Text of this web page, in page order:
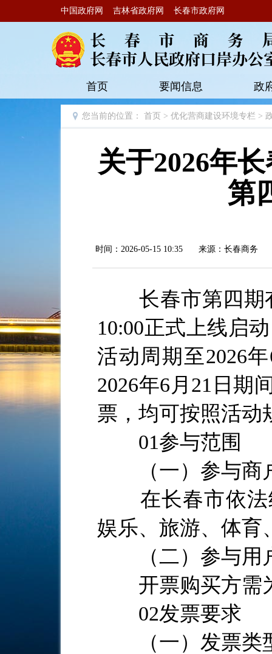
中国政府网 吉林省政府网 长春市政府网
首页 要闻信息 政
您当前的位置： 首页 > 优化营商建设环境专栏 >
关于2026年
第
时间：2026-05-15 10:35 来源：长春商务
长春市第四期有
10:00正式上线启
活动周期至2026
2026年6月21日期
票，均可按照活动
01参与范围
（一）参与商
在长春市依法
娱乐、旅游、体育
（二）参与用
开票购买方需为
02发票要求
（一）发票类